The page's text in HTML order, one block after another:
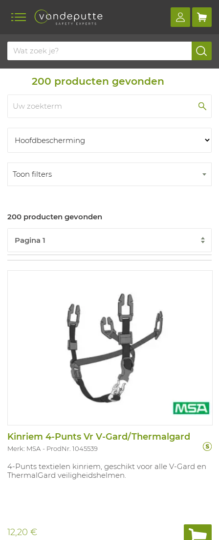
Home Producten
200 producten gevonden
Toon filters
200 producten gevonden
Kinriem 4-Punts Vr V-Gard/Thermalgard
Merk: MSA ProdNr. 1045539
4-Punts textielen kinriem, geschikt voor alle V-Gard en
ThermalGard veiligheidshelmen.
12,20 €